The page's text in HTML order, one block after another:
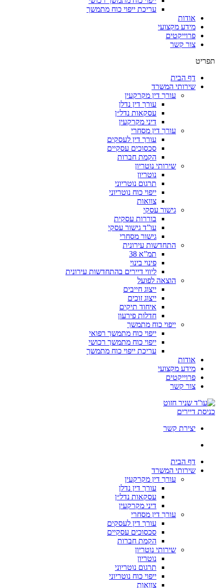
עריכת ייפוי כוח מתמשך
אודות
מידע מקצועי
פרוייקטים
צור קשר
תפריט
דף הבית
שירותי המשרד
עורך דין מקרקעין
עורך דין נדלן
עסקאות נדל״ן
דיני מקרקעין
עורך דין מסחרי
עורך דין לעסקים
סכסוכים עסקיים
הקמת חברות
שירותי נוטריון
נוטריון
תרגום נוטריוני
ייפוי כוח נוטריוני
צוואות
גישור עסקי
בוררות עסקית
עו”ד גישור עסקי
גישור מסחרי
התחדשות עירונית
תמ”א 38
פינוי בינוי
ליווי דיירים בהתחדשות עירונית
הוצאה לפועל
ייצוג חייבים
ייצוג זוכים
איחוד תיקים
חדלות פירעון
ייפוי כוח מתמשך
ייפוי כוח מתמשך רפואי
ייפוי כוח מתמשך רכושי
עריכת ייפוי כוח מתמשך
אודות
מידע מקצועי
פרוייקטים
צור קשר
כניסת דיירים
יצירת קשר
דף הבית
שירותי המשרד
עורך דין מקרקעין
עורך דין נדלן
עסקאות נדל״ן
דיני מקרקעין
עורך דין מסחרי
עורך דין לעסקים
סכסוכים עסקיים
הקמת חברות
שירותי נוטריון
נוטריון
תרגום נוטריוני
ייפוי כוח נוטריוני
צוואות